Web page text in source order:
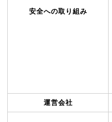
安全への取り組み
運営会社